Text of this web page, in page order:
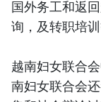
国外务工和返
询，及转职培训
越南妇女联合
南妇女联合会